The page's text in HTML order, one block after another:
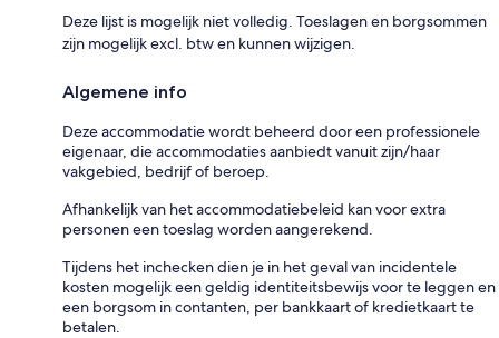
Deze lijst is mogelijk niet volledig. Toeslagen en borgsommen
zijn mogelijk excl. btw en kunnen wijzigen.
Algemene info
Deze accommodatie wordt beheerd door een professionele
eigenaar, die accommodaties aanbiedt vanuit zijn/haar
vakgebied, bedrijf of beroep.
Afhankelijk van het accommodatiebeleid kan voor extra
personen een toeslag worden aangerekend.
Tijdens het inchecken dien je in het geval van incidentele
kosten mogelijk een geldig identiteitsbewijs voor te leggen en
een borgsom in contanten, per bankkaart of kredietkaart te
betalen.